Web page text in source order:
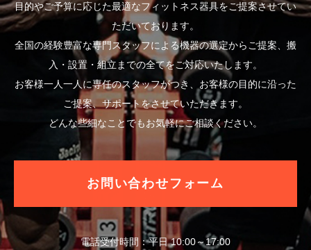
目的やご予算に応じた最適なフィットネス器具をご提案させてい
ただいております。
全国の経験豊富な専門スタッフによる機器の選定からご提案、搬
入・設置・組立までの全てをご対応いたします。
お客様一人一人に専任のスタッフがつき、お客様の目的に沿った
ご提案、サポートをさせていただきます。
どんな些細なことでもお気軽にご相談ください。
お問い合わせフォーム
電話受付時間：平日 10:00～17:00